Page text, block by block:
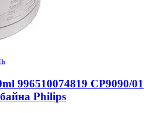
996510074819 CP9090/01
Philips